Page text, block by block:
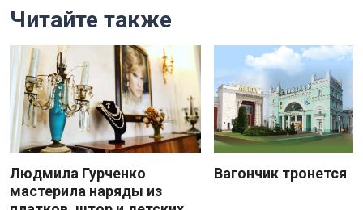
Читайте также
Людмила Гурченко
мастерила наряды из
Вагончик тронется